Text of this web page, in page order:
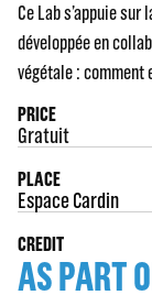
Ce Lab s’appuie
développée en
végétale : comment
PRICE
Gratuit
PLACE
Espace Cardin
CREDIT
AS PART